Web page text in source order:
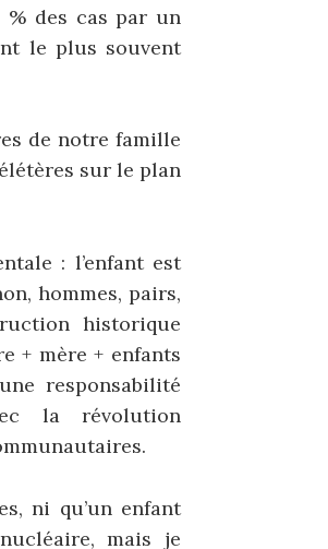
% des cas par un
le plus souvent
de notre famille
sur le plan
: l’enfant est
hommes, pairs,
historique
+ mère + enfants
responsabilité
la révolution
ni qu’un enfant
mais je